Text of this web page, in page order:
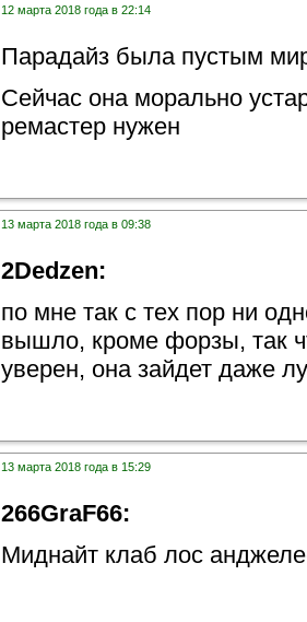
12 марта 2018 года в 22:14
Парадайз была пустым
Сейчас она морально
ремастер нужен
13 марта 2018 года в 09:38
2Dedzen:
по мне так с тех пор ни
вышло, кроме форзы, так
уверен, она зайдет даже
13 марта 2018 года в 15:29
266GraF66:
Миднайт клаб лос